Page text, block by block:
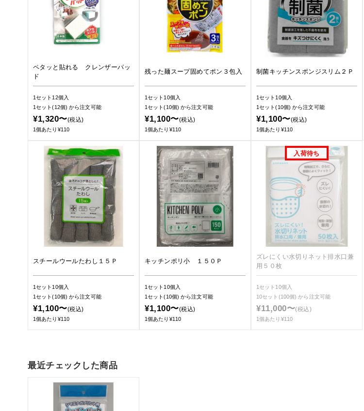
ペタッと貼れる クレンザーパッ
ド
1セット12個入
1セット(12個)から注文可能
¥1,320〜(税込)
1個あたり¥110
残った麺スープ固めてポン３包入
1セット10個入
1セット(10個)から注文可能
¥1,100〜(税込)
1個あたり¥110
制菌キッチンスポンジスリム２Ｐ
1セット10個入
1セット(10個)から注文可能
¥1,100〜(税込)
1個あたり¥110
スチールウールたわし１５Ｐ
1セット10個入
1セット(10個)から注文可能
¥1,100〜(税込)
1個あたり¥110
キッチンポリ小 １５０Ｐ
1セット10個入
1セット(10個)から注文可能
¥1,100〜(税込)
1個あたり¥110
ズレにくい水切りネット排水口兼
用５０枚
1セット10個入
10セット(100個)から注文可能
¥11,000〜(税込)
1個あたり¥110
最近チェックした商品